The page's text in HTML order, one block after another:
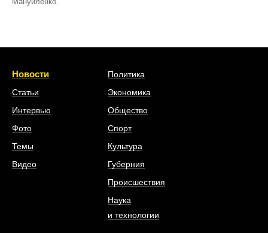
Новости
Статьи
Интервью
Фото
Темы
Видео
Политика
Экономика
Общество
Спорт
Культура
Губерния
Происшествия
Наука
и технологии